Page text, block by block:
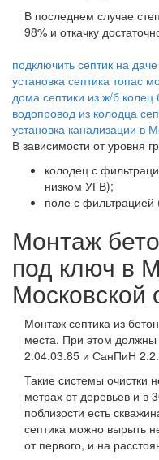
В последнем случае
98% и откачку
подключить септик на даче
установка септика топас
дома септики из ж/б колец
водопровод из колодца
установка канализации в
В зависимости от уровня
колодец с
низком УГВ);
поле с
Монтаж
под ключ в
Московской
Монтаж септика из
места. При этом
2.04.03.85 и СанПиН
Такие системы очистки
метрах от деревьев и в
поблизости есть
септика можно вырыть
от первого, и на